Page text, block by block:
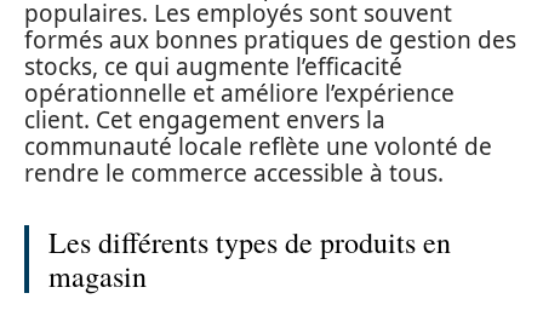
populaires. Les employés sont souvent
formés aux bonnes pratiques de gestion des
stocks, ce qui augmente l’efficacité
opérationnelle et améliore l’expérience
client. Cet engagement envers la
communauté locale reflète une volonté de
rendre le commerce accessible à tous.
Les différents types de produits en
magasin